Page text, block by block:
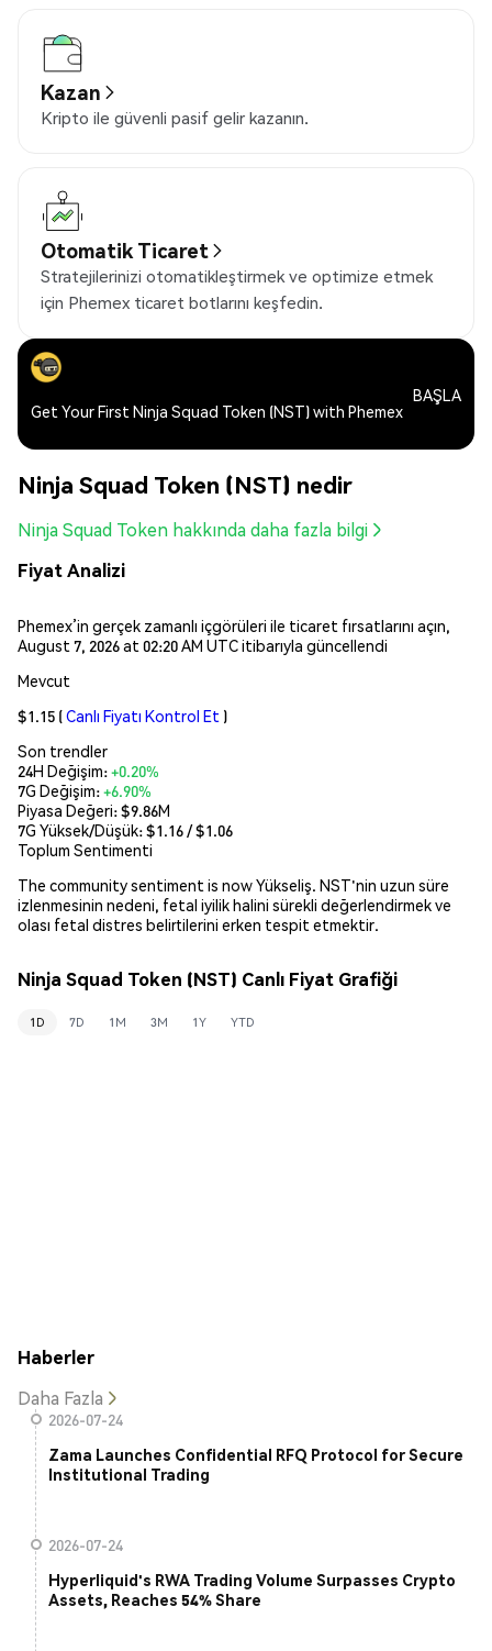
Kazan
Kripto ile güvenli pasif gelir kazanın.
Otomatik Ticaret
Stratejilerinizi otomatikleştirmek ve optimize etmek
için Phemex ticaret botlarını keşfedin.
Get Your First Ninja Squad Token (NST) with Phemex
BAŞLA
Ninja Squad Token (NST) nedir
Ninja Squad Token hakkında daha fazla bilgi
Fiyat Analizi
Phemex’in gerçek zamanlı içgörüleri ile ticaret fırsatlarını açın,
August 7, 2026 at 02:20 AM UTC itibarıyla güncellendi
Mevcut
$1.15 (Canlı Fiyatı Kontrol Et )
Son trendler
24H Değişim:+0.20%
7G Değişim:+6.90%
Piyasa Değeri:$9.86M
7G Yüksek/Düşük: $1.16/ $1.06
Toplum Sentimenti
The community sentiment is now Yükseliş. NST'nin uzun süre
izlenmesinin nedeni, fetal iyilik halini sürekli değerlendirmek ve
olası fetal distres belirtilerini erken tespit etmektir.
Ninja Squad Token (NST) Canlı Fiyat Grafiği
1D 7D 1M 3M 1Y YTD
Haberler
Daha Fazla
2026-07-24
Zama Launches Confidential RFQ Protocol for Secure
Institutional Trading
2026-07-24
Hyperliquid's RWA Trading Volume Surpasses Crypto
Assets, Reaches 54% Share